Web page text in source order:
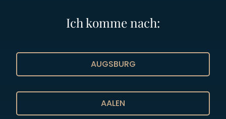
Ich komme nach:
AUGSBURG
AALEN
mail@sebastiansener.de